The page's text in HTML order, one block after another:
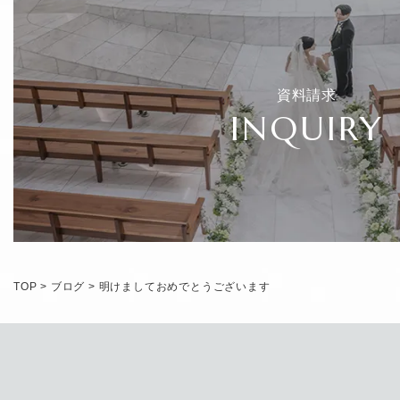
資料請求
INQUIRY
TOP > ブログ > 明けましておめでとうございます